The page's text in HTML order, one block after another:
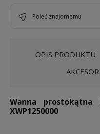
poleć znajomemu
OPIS PRODUKTU
Wanna prostokątna
XWP1250000